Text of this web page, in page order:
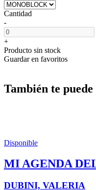
Cantidad
-
+
Producto sin stock
Guardar en favoritos
También te
Disponible
MI AGENDA
DUBINI, VALERIA